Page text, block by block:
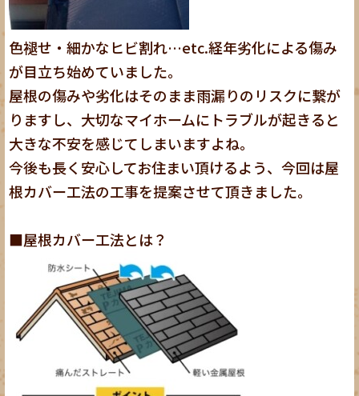
色褪せ・細かなヒビ割れ…etc.経年劣化による傷み
が目立ち始めていました。
屋根の傷みや劣化はそのまま雨漏りのリスクに繋が
りますし、大切なマイホームにトラブルが起きると
大きな不安を感じてしまいますよね。
今後も長く安心してお住まい頂けるよう、今回は屋
根カバー工法の工事を提案させて頂きました。
■屋根カバー工法とは？